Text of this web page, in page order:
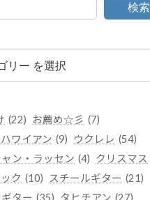
検索
(22) お薦め☆彡 (7)
ワイアン (9) ウクレレ (54)
ン・ラッセン (4) クリスマス
ク (10) スチールギター (21)
ター (35) タヒチアン (27)